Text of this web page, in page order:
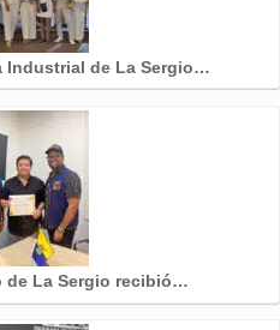
Industrial de La Sergio…
La Sergio recibió…